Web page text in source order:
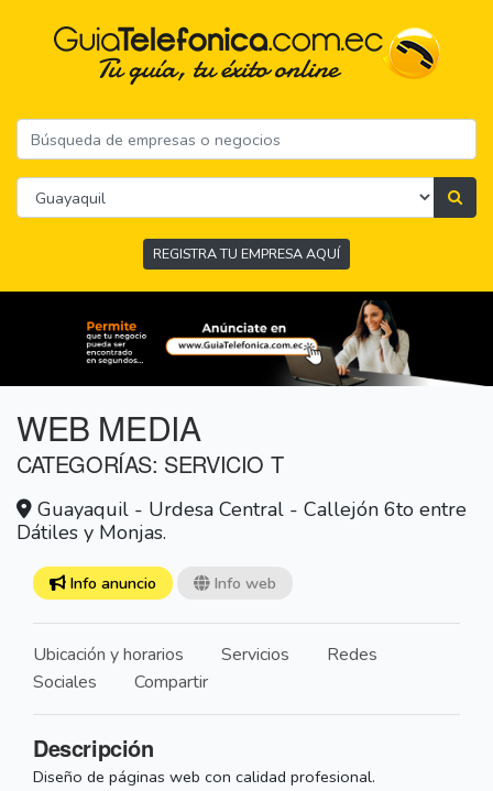
REGISTRA TU EMPRESA AQUÍ
WEB MEDIA
CATEGORÍAS: SERVICIO T
Guayaquil - Urdesa Central - Callejón 6to entre
Dátiles y Monjas.
Info anuncio Info web
Ubicación y horarios Servicios
Redes
Sociales
Compartir
Descripción
Diseño de páginas web con calidad profesional.